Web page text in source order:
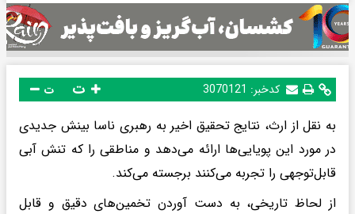
کدخبر: 3070121 ت
به نقل از ارث، نتایج تحقیق اخیر به رهبری ناسا بینش جدیدی
در مورد این پویایی‌ها ارائه می‌دهد و مناطقی را که تنش آبی
قابل‌توجهی را تجربه می‌کنند برجسته می‌کند.
از لحاظ تاریخی، به دست آوردن تخمین‌های دقیق و قابل